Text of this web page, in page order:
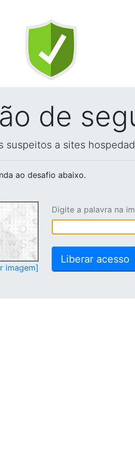
de
suspeitos a sites
ao desafio abaixo.
imagem]
Digite a palavra na